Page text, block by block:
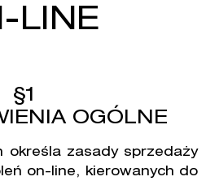
LINE
§1
OGÓLNE
określa zasady sprzedaży
on-line, kierowanych do